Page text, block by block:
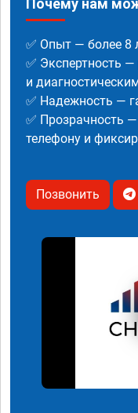
Почему нам
✅ Опыт — более 8
✅ Экспертность
и
✅ Надежность —
✅ Прозрачность
телефону и
Позвонить